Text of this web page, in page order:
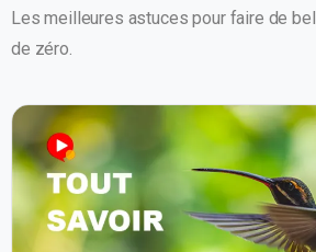
Les meilleures astuces pour faire de
de zéro.